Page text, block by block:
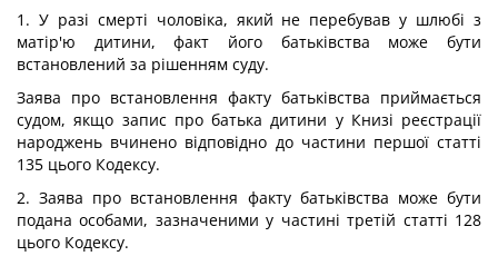
1. У разі смерті чоловіка, який не перебував у шлюбі з
матір'ю дитини, факт його батьківства може бути
встановлений за рішенням суду.
Заява про встановлення факту батьківства приймається
судом, якщо запис про батька дитини у Книзі реєстрації
народжень вчинено відповідно до частини першої статті
135 цього Кодексу.
2. Заява про встановлення факту батьківства може бути
подана особами, зазначеними у частині третій статті 128
цього Кодексу.